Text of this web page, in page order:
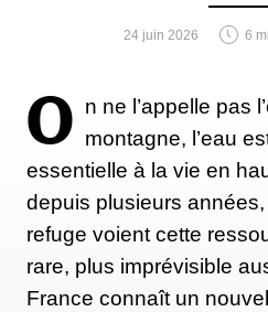
surélevés
Placez vos talons sur une
Descendez en squat en
genoux alignés avec les
position quelques secondes
atteignent 90 degrés avant
24 juin 2026 6
O n ne l’appelle pas
montagne, l’eau
essentielle à la vie en
depuis plusieurs
refuge voient cette
rare, plus imprévisible
France connaît un